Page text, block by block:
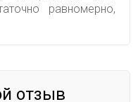
равномерно,
отзыв